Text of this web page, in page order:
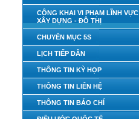
CÔNG KHAI VI PHẠM LĨNH VỰC
XÂY DỰNG - ĐÔ THỊ
CHUYÊN MỤC 5S
LỊCH TIẾP DÂN
THÔNG TIN KỲ HỌP
THÔNG TIN LIÊN HỆ
THÔNG TIN BÁO CHÍ